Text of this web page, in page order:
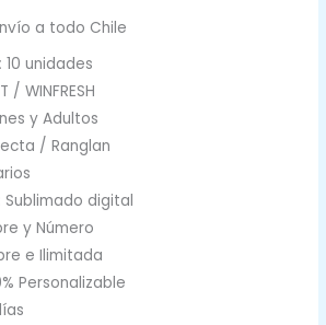
a todo Chile
10 unidades
/ WINFRESH
y Adultos
/ Ranglan
Sublimado digital
y Número
e Ilimitada
Personalizable